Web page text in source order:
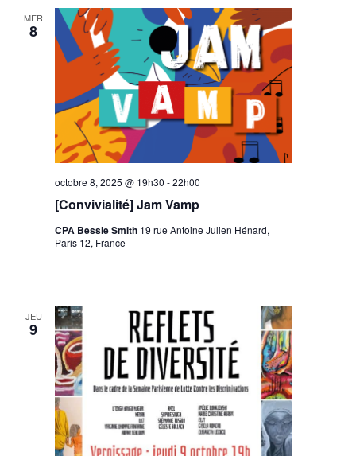
MER
8
[Convivialité] Jam Vamp
octobre 8, 2025 @ 19h30 -22h00
CPA Bessie Smith 19 rue Antoine Julien Hénard,
Paris 12, France
JEU
9